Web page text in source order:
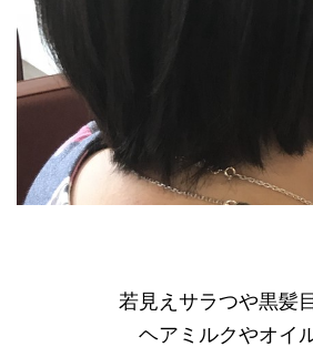
若見えサラつや黒髪
ヘアミルクやオイ